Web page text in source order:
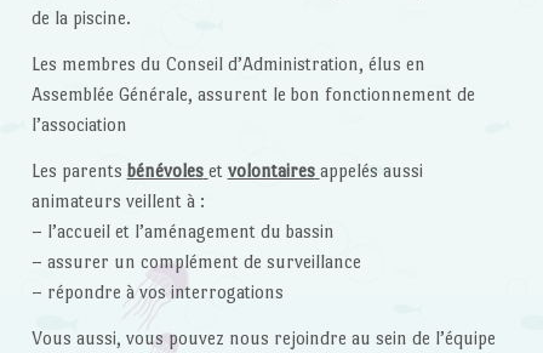
de la piscine.
Les membres du Conseil d’Administration, élus en
Assemblée Générale, assurent le bon fonctionnement de
l’association
Les parents bénévoles et volontaires appelés aussi
animateurs veillent à :
– l’accueil et l’aménagement du bassin
– assurer un complément de surveillance
– répondre à vos interrogations
Vous aussi, vous pouvez nous rejoindre au sein de l’équipe